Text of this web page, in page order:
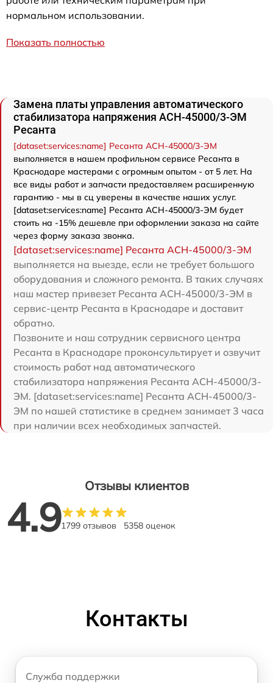
нормальном использовании.
Показать полностью
Замена платы управления автоматического
стабилизатора напряжения АСН-45000/3-ЭМ
Ресанта
[dataset:services:name] Ресанта АСН-45000/3-ЭМ
выполняется в нашем профильном сервисе Ресанта в
Краснодаре мастерами с огромным опытом - от 5 лет. На
все виды работ и запчасти предоставляем расширенную
гарантию - мы в сц уверены в качестве наших услуг.
[dataset:services:name] Ресанта АСН-45000/3-ЭМ будет
стоить на -15% дешевле при оформлении заказа на сайте
через форму заказа звонка.
[dataset:services:name] Ресанта АСН-45000/3-ЭМ
выполняется на выезде, если не требует большого
оборудования и сложного ремонта. В таких случаях
наш мастер привезет Ресанта АСН-45000/3-ЭМ в
сервис-центр Ресанта в Краснодаре и доставит
обратно.
Позвоните и наш сотрудник сервисного центра
Ресанта в Краснодаре проконсультирует и озвучит
стоимость работ над автоматического
стабилизатора напряжения Ресанта АСН-45000/3-
ЭМ. [dataset:services:name] Ресанта АСН-45000/3-
ЭМ по нашей статистике в среднем занимает 3 часа
при наличии всех необходимых запчастей.
Отзывы клиентов
4.91799 отзывов 5358 оценок
Контакты
Служба поддержки